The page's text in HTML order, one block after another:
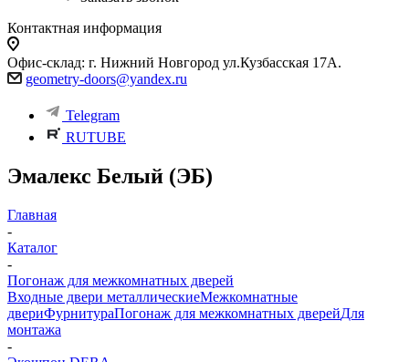
Контактная информация
Офис-склад: г. Нижний Новгород ул.Кузбасская 17А.
geometry-doors@yandex.ru
Telegram
RUTUBE
Эмалекс Белый (ЭБ)
Главная
-
Каталог
-
Погонаж для межкомнатных дверей
Входные двери металлическиеМежкомнатные
двериФурнитураПогонаж для межкомнатных дверейДля
монтажа
-